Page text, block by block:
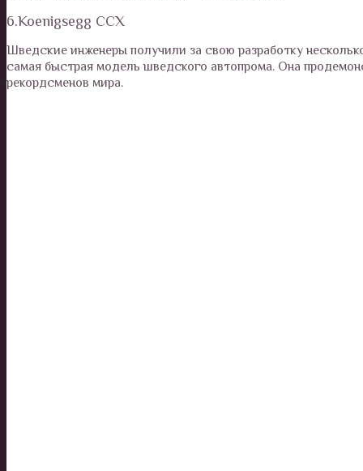
6.Koenigsegg CCX
Шведские инженеры получили за свою разработку
самая быстрая модель шведского автопрома. Она
рекордсменов мира.